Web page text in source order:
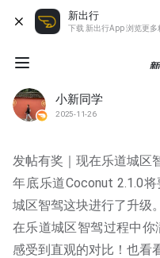
新出行
下载 新出行App 浏览更多
小新同学
2025-11-26
发帖有奖｜现在乐道城区
年底乐道Coconut 2.1.0
城区智驾这块进行了升级
在乐道城区智驾过程中
感受到直观的对比！也看